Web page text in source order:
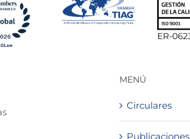
MENÚ
Circulares
Publicaciones